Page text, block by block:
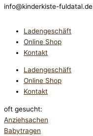
info@kinderkiste-fuldatal.de
Ladengeschäft
Online Shop
Kontakt
Ladengeschäft
Online Shop
Kontakt
oft gesucht:
Anziehsachen
Babytragen